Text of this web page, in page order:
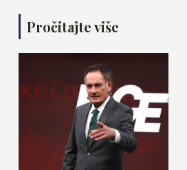
Pročitajte više